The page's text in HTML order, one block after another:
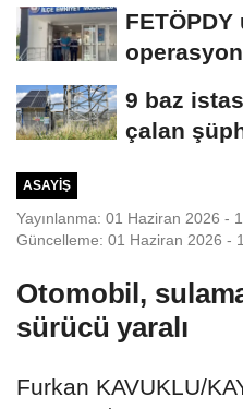
9 baz
çalan
ASAYIŞ
Yayınlanma: 01 Haziran 2026 -
Güncelleme: 01 Haziran 2026 -
Otomobil,
sürücü yaralı
Furkan KAVUKLU/